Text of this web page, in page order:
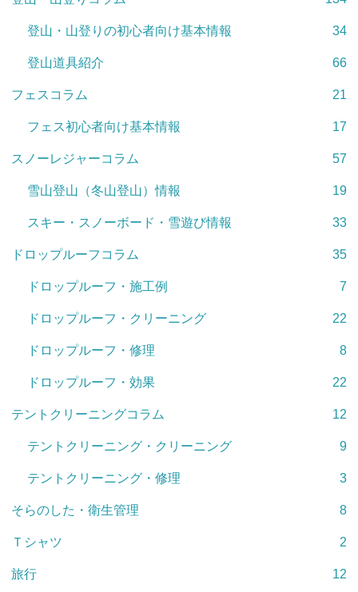
登山・山登りの初心者向け基本情報 34
登山道具紹介 66
フェスコラム 21
フェス初心者向け基本情報 17
スノーレジャーコラム 57
雪山登山（冬山登山）情報 19
スキー・スノーボード・雪遊び情報 33
ドロップルーフコラム 35
ドロップルーフ・施工例 7
ドロップルーフ・クリーニング 22
ドロップルーフ・修理 8
ドロップルーフ・効果 22
テントクリーニングコラム 12
テントクリーニング・クリーニング 9
テントクリーニング・修理 3
そらのした・衛生管理 8
Ｔシャツ 2
旅行 12